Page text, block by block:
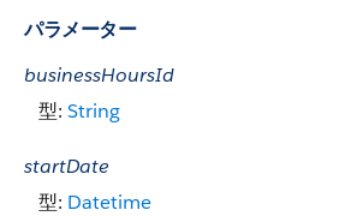
パラメーター
businessHoursId
型: String
startDate
型: Datetime